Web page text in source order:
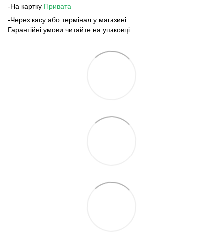
-На картку Привата
-Через касу або термінал у магазині
Гарантійні умови читайте на упаковці.